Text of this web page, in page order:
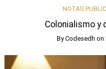
NOTAS
Colonialismo y
ByCodesedh on